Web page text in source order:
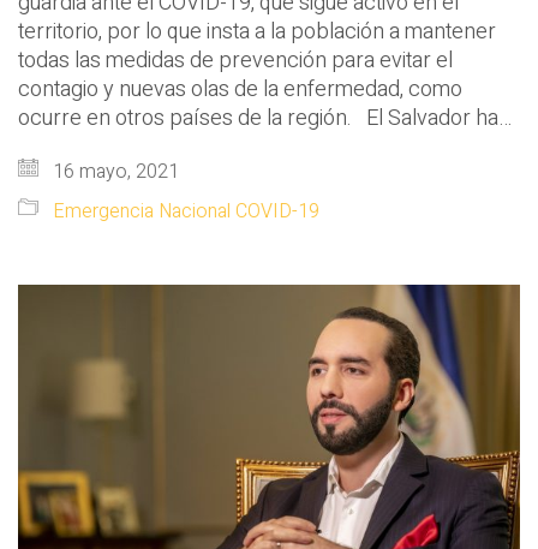
territorio, por lo que insta a la población a mantener
todas las medidas de prevención para evitar el
contagio y nuevas olas de la enfermedad, como
ocurre en otros países de la región. El Salvador ha…
16 mayo, 2021
Emergencia Nacional COVID-19